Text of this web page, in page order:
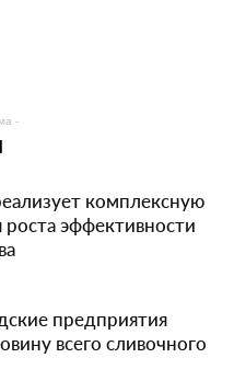
-
комплексную
эффективности
предприятия
всего сливочного